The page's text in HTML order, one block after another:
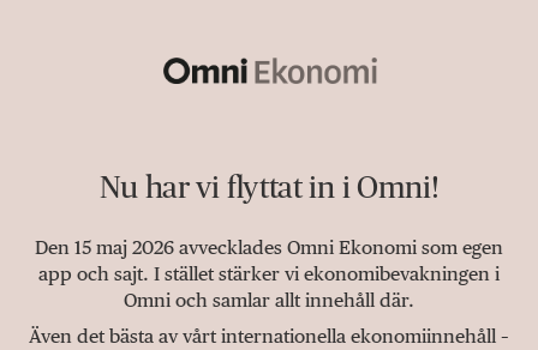
Nu har vi flyttat in i Omni!
Den 15 maj 2026 avvecklades Omni Ekonomi som egen
app och sajt. I stället stärker vi ekonomibevakningen i
Omni och samlar allt innehåll där.
Även det bästa av vårt internationella ekonomiinnehåll –